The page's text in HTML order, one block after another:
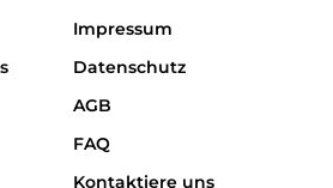
Impressum
Datenschutz
AGB
FAQ
Kontaktiere uns